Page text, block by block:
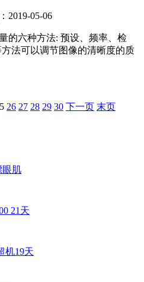
2019-05-06
的六种方法: 预设、频率、检
法可以调节图像的清晰度的质
26 27 28 29 30 下一页 末页
眼肌
21天
机19天